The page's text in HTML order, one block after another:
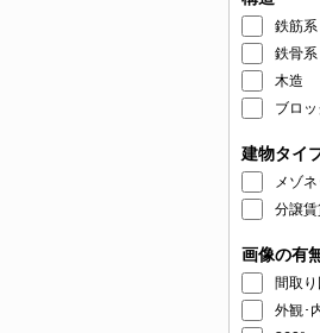
鉄筋系
鉄骨系
木造
ブロ
建物タイ
メゾネ
分譲賃
画像の有
間取り
外観･